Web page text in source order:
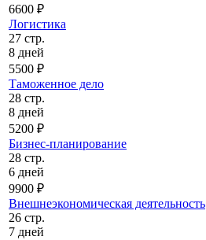
6600 ₽
Логистика
27 стр.
8 дней
5500 ₽
Таможенное дело
28 стр.
8 дней
5200 ₽
Бизнес-планирование
28 стр.
6 дней
9900 ₽
Внешнеэкономическая деятельность
26 стр.
7 дней